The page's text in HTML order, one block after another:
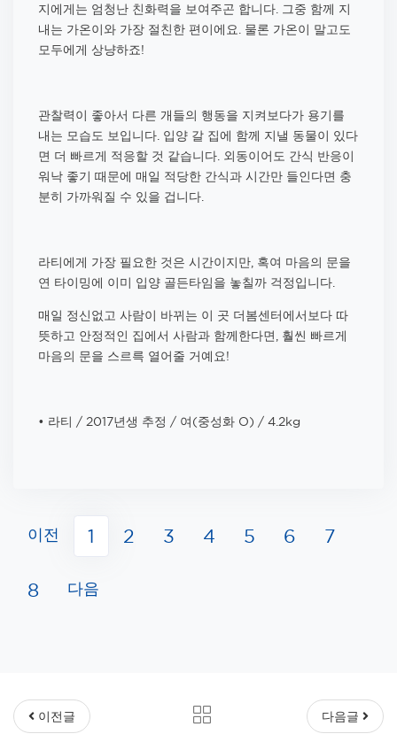
지에게는 엄청난 친화력을 보여주곤 합니다. 그중 함께 지
내는 가온이와 가장 절친한 편이에요. 물론 가온이 말고도
모두에게 상냥하죠!
관찰력이 좋아서 다른 개들의 행동을 지켜보다가 용기를
내는 모습도 보입니다. 입양 갈 집에 함께 지낼 동물이 있다
면 더 빠르게 적응할 것 같습니다. 외동이어도 간식 반응이
워낙 좋기 때문에 매일 적당한 간식과 시간만 들인다면 충
분히 가까워질 수 있을 겁니다.
라티에게 가장 필요한 것은 시간이지만, 혹여 마음의 문을
연 타이밍에 이미 입양 골든타임을 놓칠까 걱정입니다.
매일 정신없고 사람이 바뀌는 이 곳 더봄센터에서보다 따
뜻하고 안정적인 집에서 사람과 함께한다면, 훨씬 빠르게
마음의 문을 스르륵 열어줄 거예요!
​• 라티 / 2017년생 추정 / 여(중성화 O) / 4.2kg
이전 1 2 3 4 5 6 7
8 다음
이전글 다음글